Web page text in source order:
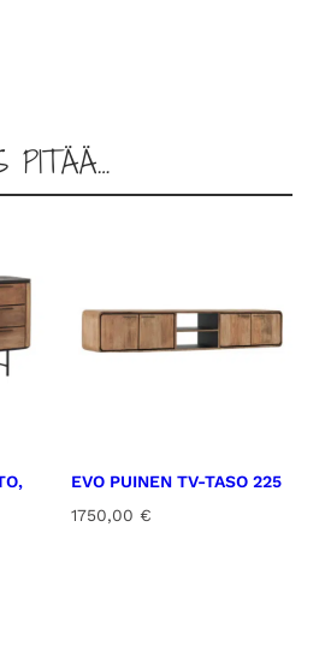
PITÄÄ…
EVO PUINEN TV-TASO 225
1750,00 €